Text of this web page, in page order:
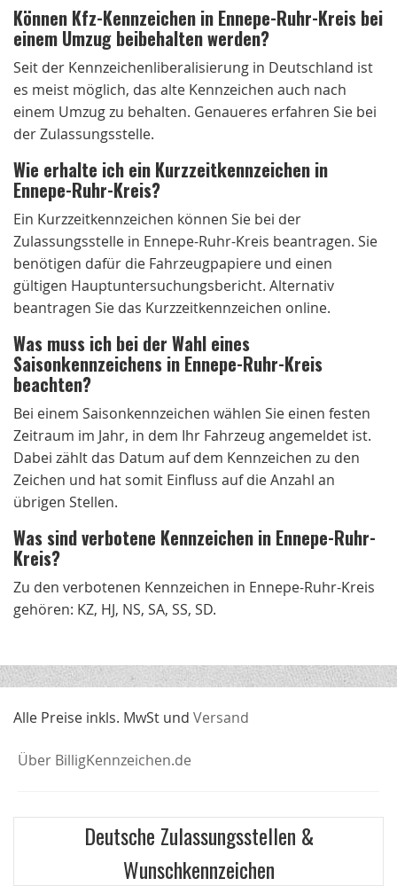
Können Kfz-Kennzeichen in Ennepe-Ruhr-Kreis bei
einem Umzug beibehalten werden?
Seit der Kennzeichenliberalisierung in Deutschland ist
es meist möglich, das alte Kennzeichen auch nach
einem Umzug zu behalten. Genaueres erfahren Sie bei
der Zulassungsstelle.
Wie erhalte ich ein Kurzzeitkennzeichen in
Ennepe-Ruhr-Kreis?
Ein Kurzzeitkennzeichen können Sie bei der
Zulassungsstelle in Ennepe-Ruhr-Kreis beantragen. Sie
benötigen dafür die Fahrzeugpapiere und einen
gültigen Hauptuntersuchungsbericht. Alternativ
beantragen Sie das Kurzzeitkennzeichen online.
Was muss ich bei der Wahl eines
Saisonkennzeichens in Ennepe-Ruhr-Kreis
beachten?
Bei einem Saisonkennzeichen wählen Sie einen festen
Zeitraum im Jahr, in dem Ihr Fahrzeug angemeldet ist.
Dabei zählt das Datum auf dem Kennzeichen zu den
Zeichen und hat somit Einfluss auf die Anzahl an
übrigen Stellen.
Was sind verbotene Kennzeichen in Ennepe-Ruhr-
Kreis?
Zu den verbotenen Kennzeichen in Ennepe-Ruhr-Kreis
gehören: KZ, HJ, NS, SA, SS, SD.
Alle Preise inkls. MwSt und Versand
Über BilligKennzeichen.de
Deutsche Zulassungsstellen &
Wunschkennzeichen